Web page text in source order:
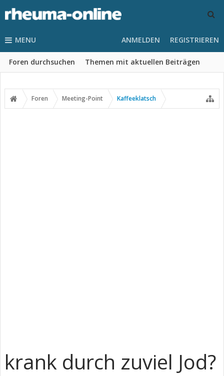
MENU
Foren durchsuchen Themen mit aktuellen Beiträgen
ANMELDEN REGISTRIEREN
Foren Meeting-Point Kaffeeklatsch
krank durch zuviel Jod?